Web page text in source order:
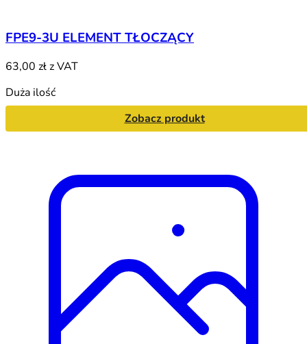
FPE9-3U ELEMENT TŁOCZĄCY
63,00 złz VAT
Duża ilość
Zobacz produkt